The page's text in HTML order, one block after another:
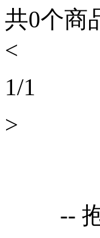
共0个商
<
1/1
>
--